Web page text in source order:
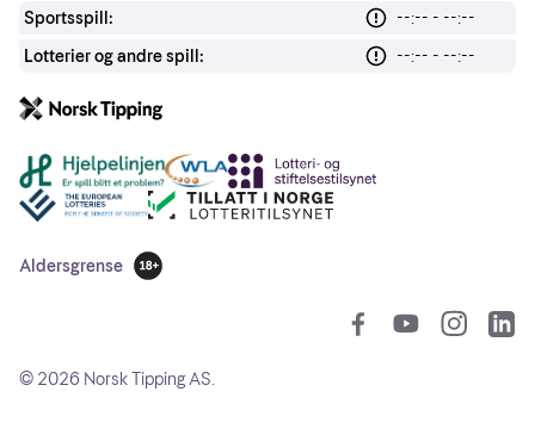
Sportsspill:
--:-- - --:--
Lotterier og andre spill:
--:-- - --:--
Andre lenker
Aldersgrense
18 år
© 2026 Norsk Tipping AS.